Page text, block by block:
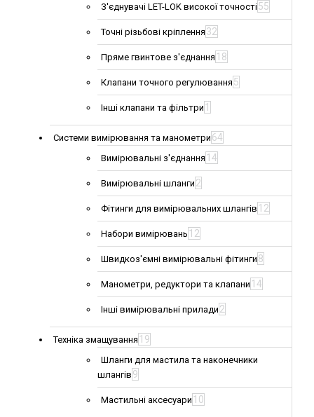
З'єднувачі LET-LOK високої точності55
Точні різьбові кріплення 32
Пряме гвинтове з'єднання 18
Клапани точного регулювання 5
Інші клапани та фільтри 1
Системи вимірювання та манометри 64
Вимірювальні з'єднання 14
Вимірювальні шланги 2
Фітинги для вимірювальних шлангів 12
Набори вимірювань 12
Швидкоз'ємні вимірювальні фітинги 8
Манометри, редуктори та клапани 14
Інші вимірювальні прилади 2
Техніка змащування 19
Шланги для мастила та наконечники
шлангів 9
Мастильні аксесуари 10